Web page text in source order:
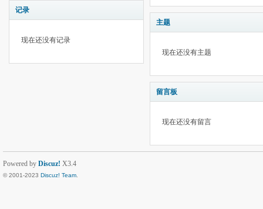
记录
现在还没有记录
主题
现在还没有主题
留言板
现在还没有留言
Powered by Discuz! X3.4
© 2001-2023 Discuz! Team